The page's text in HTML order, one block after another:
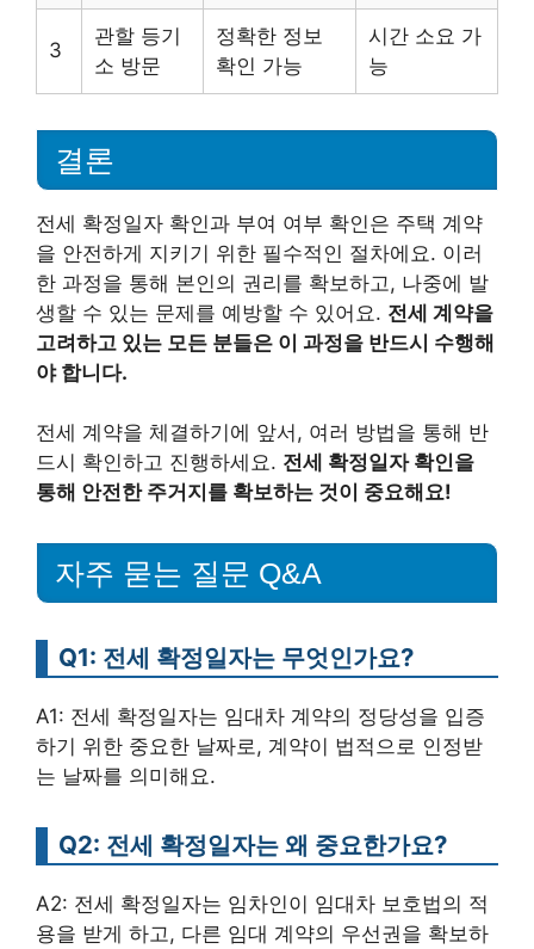
3
관할 등기
소 방문
정확한 정보
확인 가능
시간 소요 가
능
결론
전세 확정일자 확인과 부여 여부 확인은 주택 계약
을 안전하게 지키기 위한 필수적인 절차에요. 이러
한 과정을 통해 본인의 권리를 확보하고, 나중에 발
생할 수 있는 문제를 예방할 수 있어요. 전세 계약을
고려하고 있는 모든 분들은 이 과정을 반드시 수행해
야 합니다.
전세 계약을 체결하기에 앞서, 여러 방법을 통해 반
드시 확인하고 진행하세요. 전세 확정일자 확인을
통해 안전한 주거지를 확보하는 것이 중요해요!
자주 묻는 질문 Q&A
Q1: 전세 확정일자는 무엇인가요?
A1: 전세 확정일자는 임대차 계약의 정당성을 입증
하기 위한 중요한 날짜로, 계약이 법적으로 인정받
는 날짜를 의미해요.
Q2: 전세 확정일자는 왜 중요한가요?
A2: 전세 확정일자는 임차인이 임대차 보호법의 적
용을 받게 하고, 다른 임대 계약의 우선권을 확보하